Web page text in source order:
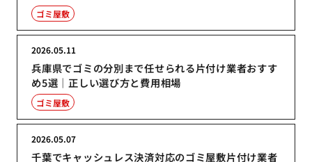
ゴミ屋敷
兵庫県でゴミの分別まで任せられる片付け業者おすす
め5選｜正しい選び方と費用相場
2026.05.11
ゴミ屋敷
千葉でキャッシュレス決済対応のゴミ屋敷片付け業者
2026.05.07